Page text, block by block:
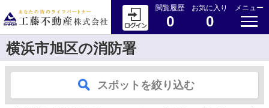
閲覧履歴
0
お気に入り
0
メニュー
横浜市旭区の消防署
スポットを絞り込む